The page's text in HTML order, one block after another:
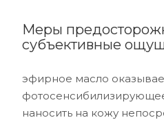
Меры
субъективные
эфирное масло
наносить на кожу